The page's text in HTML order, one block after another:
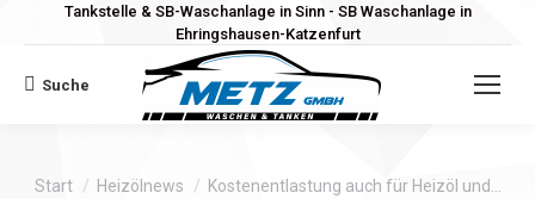
Tankstelle & SB-Waschanlage in Sinn - SB Waschanlage in
Ehringshausen-Katzenfurt
Search:
Suche
Sie befinden sich hier:
Start Heizölnews Kostenentlastung auch für Heizöl und…